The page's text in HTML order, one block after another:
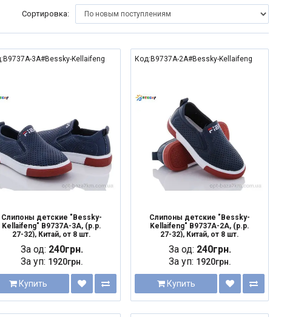
Сортировка:
3A#Bessky-Kellaifeng
Слипоны детские "Bessky-
Kellaifeng" B9737A-3A, (р.р.
27-32), Китай, от 8 шт.
За од: 240грн.
За уп: 1920грн.
Купить
Код:B9737A-2A#Bessky-Kellaifeng
Слипоны детские "Bessky-
Kellaifeng" B9737A-2A, (р.р.
27-32), Китай, от 8 шт.
За од: 240грн.
За уп: 1920грн.
Купить